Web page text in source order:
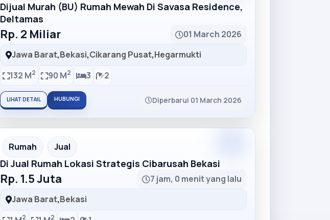
Dijual Murah (BU) Rumah Mewah Di Savasa Residence,
Deltamas
Rp. 2 Miliar
01 March 2026
Jawa Barat,Bekasi,Cikarang Pusat,Hegarmukti
132 M2 90 M2 3 2
LIHAT DETAIL HUBUNGI Diperbarui 01 March 2026
Partner Ad
Rumah Jual
Di Jual Rumah Lokasi Strategis Cibarusah Bekasi
Rp. 1.5 Juta
7 jam, 0 menit yang lalu
Jawa Barat,Bekasi
2 2